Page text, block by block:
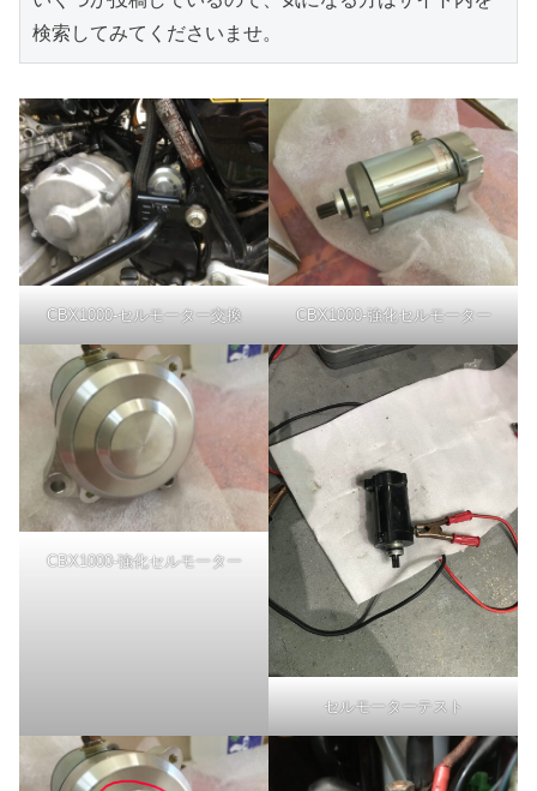
検索してみてくださいませ。
CBX1000-セルモーター交換 CBX1000-強化セルモーター
CBX1000-強化セルモーター
セルモーターテスト